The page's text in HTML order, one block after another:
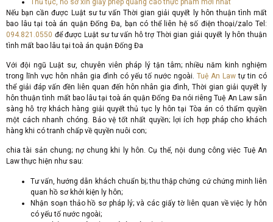
Nếu bạn cần được Luật sư tư vấn Thời gian giải quyết ly hôn thuận tình mất
bao lâu tại toà án quận Đống Đa, bạn có thể liên hệ số điện thoại/zalo Tel:
094.821.0550 để được Luật sư tư vấn hỗ trợ Thời gian giải quyết ly hôn thuận
tình mất bao lâu tại toà án quận Đống Đa
Với đội ngũ Luật sư, chuyên viên pháp lý tận tâm; nhiều năm kinh nghiệm
trong lĩnh vực hôn nhân gia đình có yếu tố nước ngoài. Tuệ An Law tự tin có
thể giải đáp vấn đền liên quan đến hôn nhân gia đình, Thời gian giải quyết ly
hôn thuận tình mất bao lâu tại toà án quận Đống Đa nói riêng Tuệ An Law sẵn
sàng hỗ trợ khách hàng giải quyết thủ tục ly hôn tại Tòa án có thẩm quyền
một cách nhanh chóng. Bảo vệ tốt nhất quyền; lợi ích hợp pháp cho khách
hàng khi có tranh chấp về quyền nuôi con;
chia tài sản chung; nợ chung khi ly hôn. Cụ thể, nội dung công việc Tuệ An
Law thực hiện như sau:
Tư vấn, hướng dẫn khách chuẩn bị; thu thập chứng cứ chứng minh liên
quan hồ sơ khởi kiện ly hôn;
Nhận soạn thảo hồ sơ pháp lý; và các giấy tờ liên quan về việc ly hôn
có yếu tố nước ngoài;